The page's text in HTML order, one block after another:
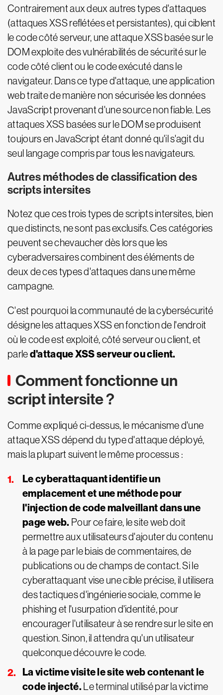
Contrairement aux deux autres types d'attaques
(attaques XSS reflétées et persistantes), qui ciblent
le code côté serveur, une attaque XSS basée sur le
DOM exploite des vulnérabilités de sécurité sur le
code côté client ou le code exécuté dans le
navigateur. Dans ce type d'attaque, une application
web traite de manière non sécurisée les données
JavaScript provenant d'une source non fiable. Les
attaques XSS basées sur le DOM se produisent
toujours en JavaScript étant donné qu'il s'agit du
seul langage compris par tous les navigateurs.
Autres méthodes de classification des
scripts intersites
Notez que ces trois types de scripts intersites, bien
que distincts, ne sont pas exclusifs. Ces catégories
peuvent se chevaucher dès lors que les
cyberadversaires combinent des éléments de
deux de ces types d'attaques dans une même
campagne.
C'est pourquoi la communauté de la cybersécurité
désigne les attaques XSS en fonction de l'endroit
où le code est exploité, côté serveur ou client, et
parled'attaque XSS serveur ou client.
Comment fonctionne un
script intersite ?
Comme expliqué ci-dessus, le mécanisme d'une
attaque XSS dépend du type d'attaque déployé,
mais la plupart suivent le même processus :
Le cyberattaquant identifie un
emplacement et une méthode pour
l'injection de code malveillant dans une
page web. Pour ce faire, le site web doit
permettre aux utilisateurs d'ajouter du contenu
à la page par le biais de commentaires, de
publications ou de champs de contact. Si le
cyberattaquant vise une cible précise, il utilisera
des tactiques d'ingénierie sociale, comme le
phishing et l'usurpation d'identité, pour
encourager l'utilisateur à se rendre sur le site en
question. Sinon, il attendra qu'un utilisateur
quelconque découvre le code.
La victime visite le site web contenant le
code injecté. Le terminal utilisé par la victime